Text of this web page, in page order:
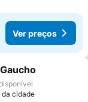
Ver preços
favoritos
da cidade